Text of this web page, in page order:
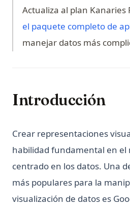
Python itertools: Complete Guide
Python itertools: Guía Completa
Construcción de Iteradores
Python map() Function: Transform
Python (Guía completa)
Python unittest: Escribe y ejecuta
completa)
Python unittest: Write and Run
Python zip() Function: Combine
Python3 Linter: La guía definitiva
Actualiza al plan Kanaries
el paquete completo de
manejar datos más
Introducción
Crear representaciones
habilidad fundamental en el
centrado en los datos. Una
más populares para la
visualización de datos es